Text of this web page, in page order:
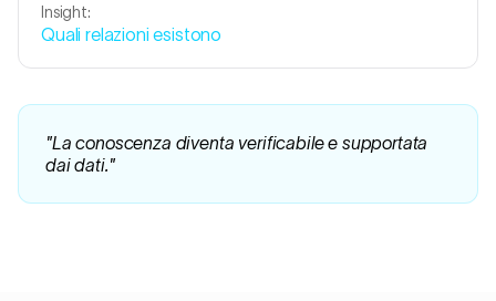
Insight:
Quali relazioni esistono
"La conoscenza diventa verificabile e supportata
dai dati."